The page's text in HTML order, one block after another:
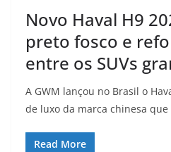
Novo Haval H9
preto fosco e
entre os SUVs
A GWM lançou no Brasil o
de luxo da marca chinesa
Read More